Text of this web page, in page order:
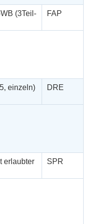
(3Teil-
FAP
einzeln) DRE
erlaubter
SPR